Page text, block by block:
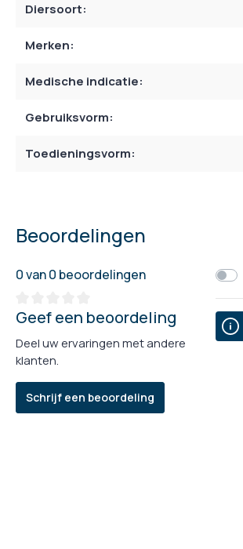
Diersoort:
Merken:
Medische indicatie:
Gebruiksvorm:
Toedieningsvorm:
Beoordelingen
0 van 0 beoordelingen
Geef een beoordeling
Deel uw ervaringen met andere
klanten.
Schrijf een beoordeling